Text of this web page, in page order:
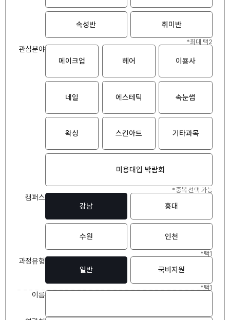
속성반 취미반
*최대 택2
관심분야
메이크업
헤어 이용사
네일 에스테틱 속눈썹
왁싱 스킨아트 기타과목
미용대입 박람회
*중복 선택 가능
캠퍼스
강남
홍대
수원 인천
*택1
과정유형
일반
국비지원
*택1
이름